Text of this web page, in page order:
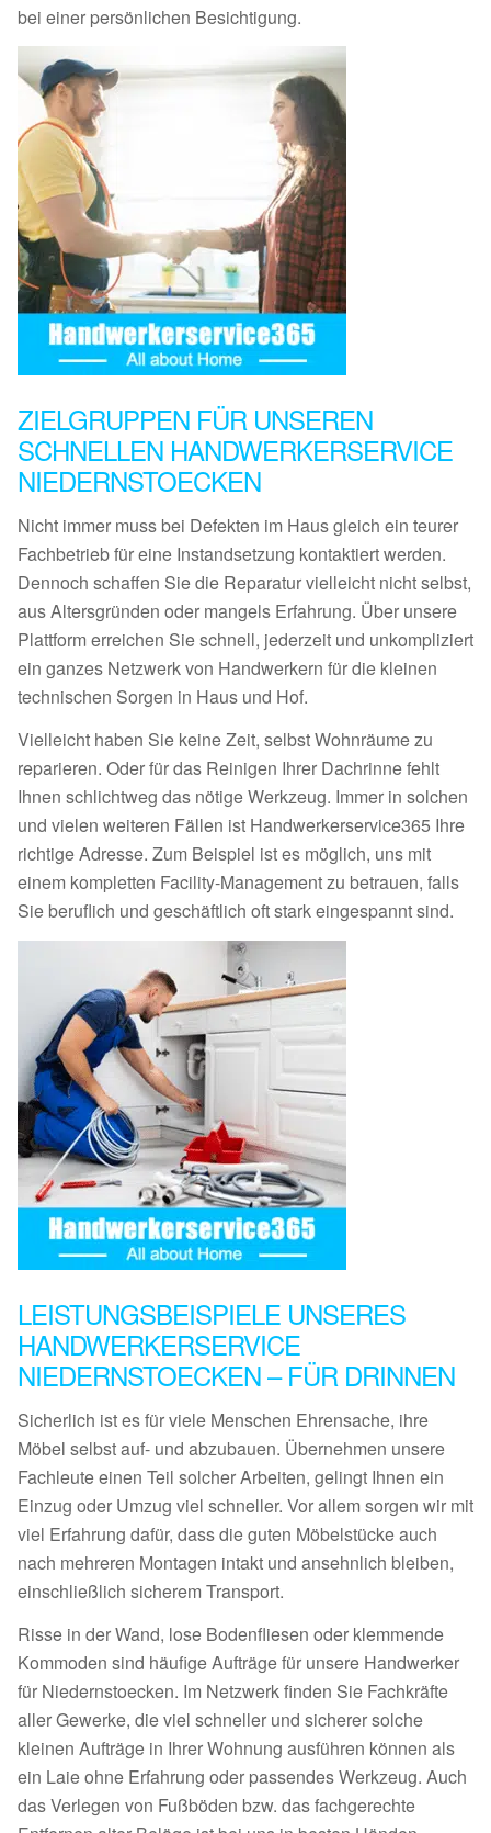
bei einer persönlichen Besichtigung.
ZIELGRUPPEN FÜR UNSEREN
SCHNELLEN HANDWERKERSERVICE
NIEDERNSTOECKEN
Nicht immer muss bei Defekten im Haus gleich ein teurer
Fachbetrieb für eine Instandsetzung kontaktiert werden.
Dennoch schaffen Sie die Reparatur vielleicht nicht selbst,
aus Altersgründen oder mangels Erfahrung. Über unsere
Plattform erreichen Sie schnell, jederzeit und unkompliziert
ein ganzes Netzwerk von Handwerkern für die kleinen
technischen Sorgen in Haus und Hof.
Vielleicht haben Sie keine Zeit, selbst Wohnräume zu
reparieren. Oder für das Reinigen Ihrer Dachrinne fehlt
Ihnen schlichtweg das nötige Werkzeug. Immer in solchen
und vielen weiteren Fällen ist Handwerkerservice365 Ihre
richtige Adresse. Zum Beispiel ist es möglich, uns mit
einem kompletten Facility-Management zu betrauen, falls
Sie beruflich und geschäftlich oft stark eingespannt sind.
LEISTUNGSBEISPIELE UNSERES
HANDWERKERSERVICE
NIEDERNSTOECKEN – FÜR DRINNEN
Sicherlich ist es für viele Menschen Ehrensache, ihre
Möbel selbst auf- und abzubauen. Übernehmen unsere
Fachleute einen Teil solcher Arbeiten, gelingt Ihnen ein
Einzug oder Umzug viel schneller. Vor allem sorgen wir mit
viel Erfahrung dafür, dass die guten Möbelstücke auch
nach mehreren Montagen intakt und ansehnlich bleiben,
einschließlich sicherem Transport.
Risse in der Wand, lose Bodenfliesen oder klemmende
Kommoden sind häufige Aufträge für unsere Handwerker
für Niedernstoecken. Im Netzwerk finden Sie Fachkräfte
aller Gewerke, die viel schneller und sicherer solche
kleinen Aufträge in Ihrer Wohnung ausführen können als
ein Laie ohne Erfahrung oder passendes Werkzeug. Auch
das Verlegen von Fußböden bzw. das fachgerechte